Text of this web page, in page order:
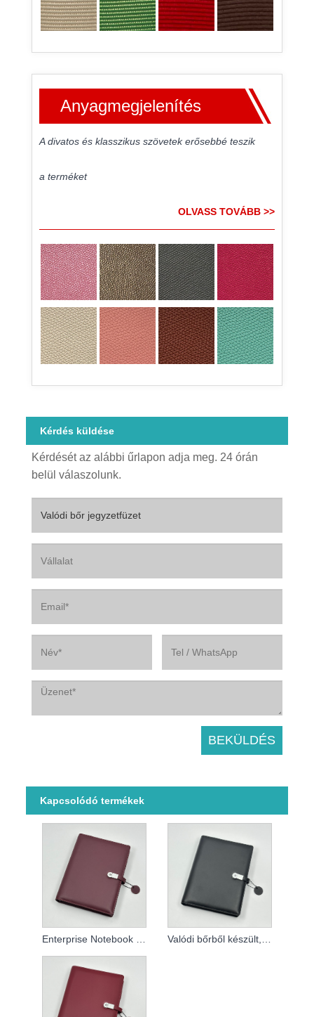
Anyagmegjelenítés
A divatos és klasszikus szövetek erősebbé teszik
a terméket
OLVASS TOVÁBB >>
Kérdés küldése
Kérdését az alábbi űrlapon adja meg. 24 órán
belül válaszolunk.
Kapcsolódó termékek